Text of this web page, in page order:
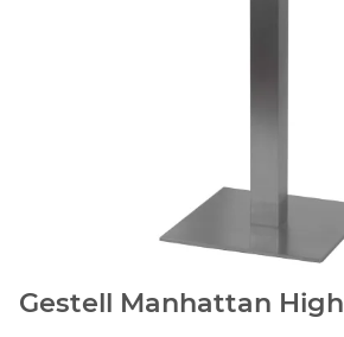
Gestell Manhattan High